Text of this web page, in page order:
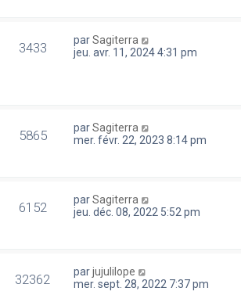
3433 parSagiterra
jeu. avr. 11, 2024 4:31 pm
5865 parSagiterra
mer. févr. 22, 2023 8:14 pm
6152 parSagiterra
jeu. déc. 08, 2022 5:52 pm
32362 parjujulilope
mer. sept. 28, 2022 7:37 pm